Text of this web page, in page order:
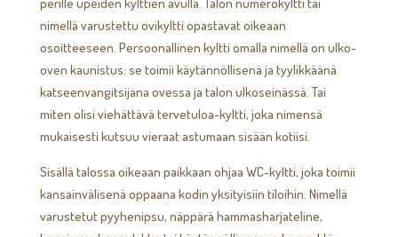
nimellä varustettu ovikyltti opastavat oikeaan
osoitteeseen. Persoonallinen kyltti omalla nimellä on ulko-
oven kaunistus: se toimii käytännöllisenä ja tyylikkäänä
katseenvangitsijana ovessa ja talon ulkoseinässä. Tai
miten olisi viehättävä tervetuloa-kyltti, joka nimensä
mukaisesti kutsuu vieraat astumaan sisään kotiisi.
Sisällä talossa oikeaan paikkaan ohjaa WC-kyltti, joka toimii
kansainvälisenä oppaana kodin yksityisiin tiloihin. Nimellä
varustetut pyyhenipsu, näppärä hammasharjateline,